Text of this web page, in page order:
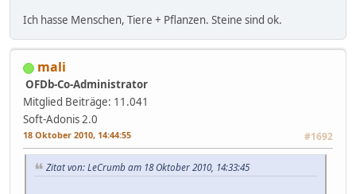
Ich hasse Menschen, Tiere + Pflanzen. Steine sind ok.
mali
OFDb-Co-Administrator
Mitglied Beiträge: 11.041
Soft-Adonis 2.0
18 Oktober 2010, 14:44:55 #1692
Zitat von: LeCrumb am 18 Oktober 2010, 14:33:45